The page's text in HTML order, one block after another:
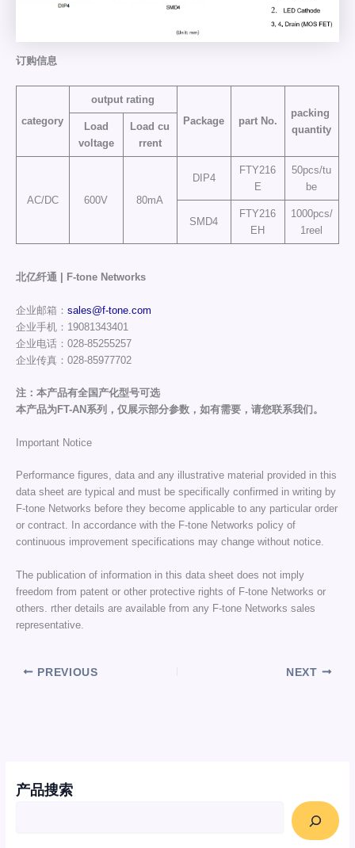
产品搜索
订购信息
category
output rating
Package
part No.
packing
quantity
Load
voltage
Load cu
rrent
AC/DC 600V 80mA
DIP4
FTY216
E
50pcs/tu
be
SMD4
FTY216
EH
1000pcs/
1reel
北亿纤通 | F-tone Networks
企业邮箱： sales@f-tone.com
企业手机：19081343401
企业电话：028-85255257
企业传真：028-85977702
注：本产品有全国产化型号可选
本产品为FT-AN系列，仅展示部分参数，如有需要，请您联系我们。
Important Notice
Performance figures, data and any illustrative material provided in this
data sheet are typical and must be specifically confirmed in writing by
F-tone Networks before they become applicable to any particular order
or contract. In accordance with the F-tone Networks policy of
continuous improvement specifications may change without notice.
The publication of information in this data sheet does not imply
freedom from patent or other protective rights of F-tone Networks or
others. rther details are available from any F-tone Networks sales
representative.
PREVIOUS NEXT